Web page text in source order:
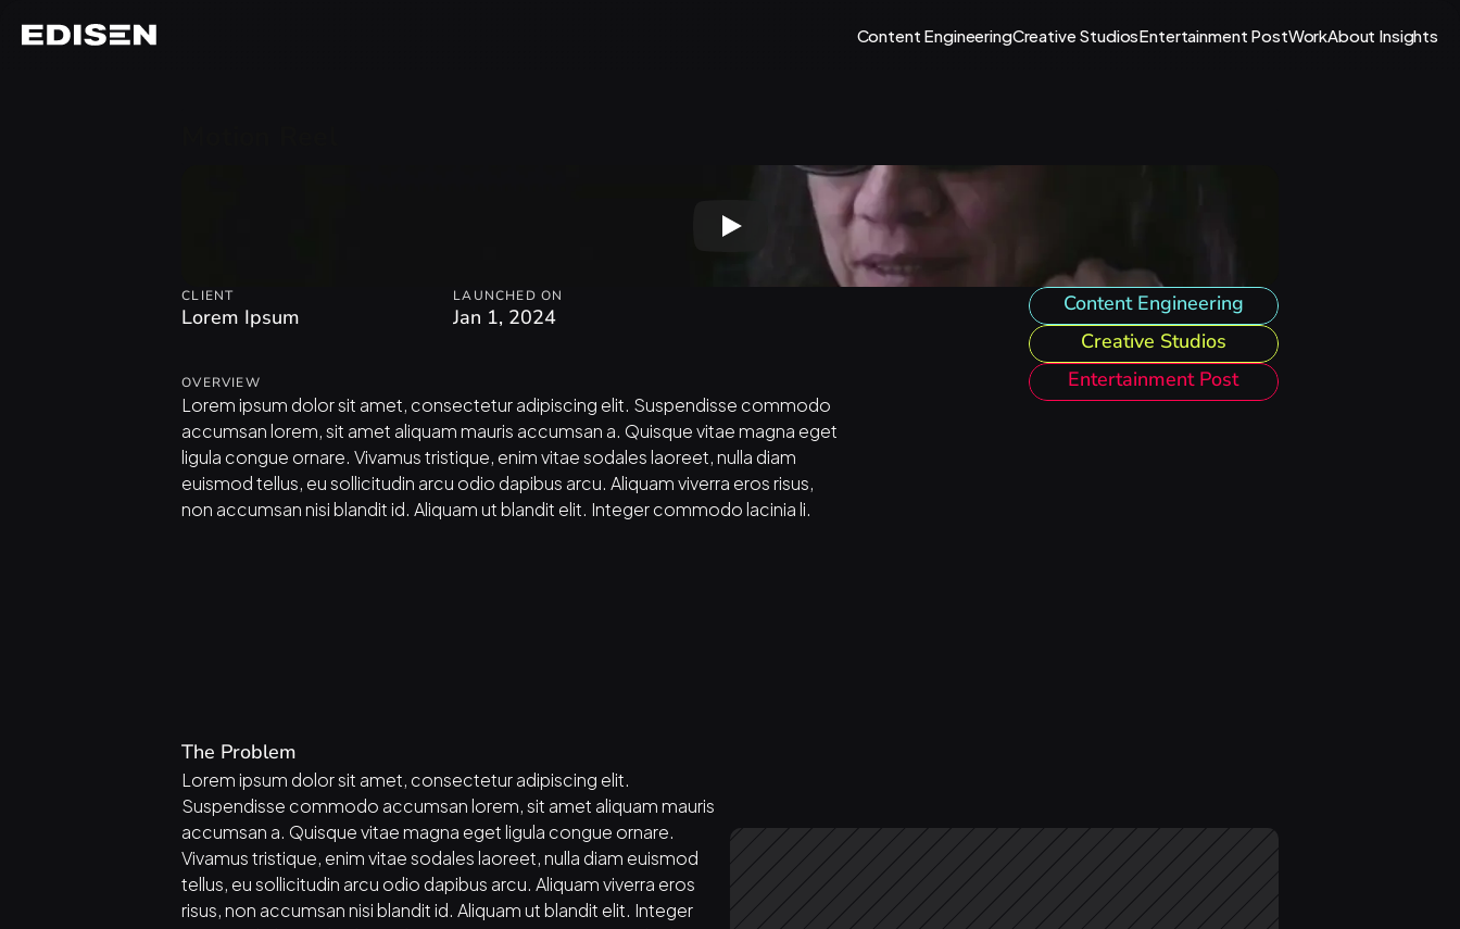
CLIENT
Lorem Ipsum
LAUNCHED ON
Jan 1, 2024
OVERVIEW
Lorem ipsum dolor sit amet, consectetur adipiscing elit. Suspendisse commodo
accumsan lorem, sit amet aliquam mauris accumsan a. Quisque vitae magna eget
ligula congue ornare. Vivamus tristique, enim vitae sodales laoreet, nulla diam
euismod tellus, eu sollicitudin arcu odio dapibus arcu. Aliquam viverra eros risus,
non accumsan nisi blandit id. Aliquam ut blandit elit. Integer commodo lacinia li.
Content Engineering
Creative Studios
Entertainment Post
The Problem
Lorem ipsum dolor sit amet, consectetur adipiscing elit.
Suspendisse commodo accumsan lorem, sit amet aliquam mauris
accumsan a. Quisque vitae magna eget ligula congue ornare.
Vivamus tristique, enim vitae sodales laoreet, nulla diam euismod
tellus, eu sollicitudin arcu odio dapibus arcu. Aliquam viverra eros
risus, non accumsan nisi blandit id. Aliquam ut blandit elit. Integer
Content EngineeringCreative StudiosEntertainment PostWorkAbout Insights